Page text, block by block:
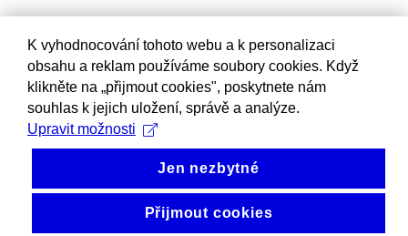
K vyhodnocování tohoto webu a k personalizaci
obsahu a reklam používáme soubory cookies. Když
klikněte na „přijmout cookies", poskytnete nám
souhlas k jejich uložení, správě a analýze.
Upravit možnosti
Jen nezbytné
Přijmout cookies